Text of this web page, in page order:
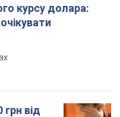
курсу долара:
від